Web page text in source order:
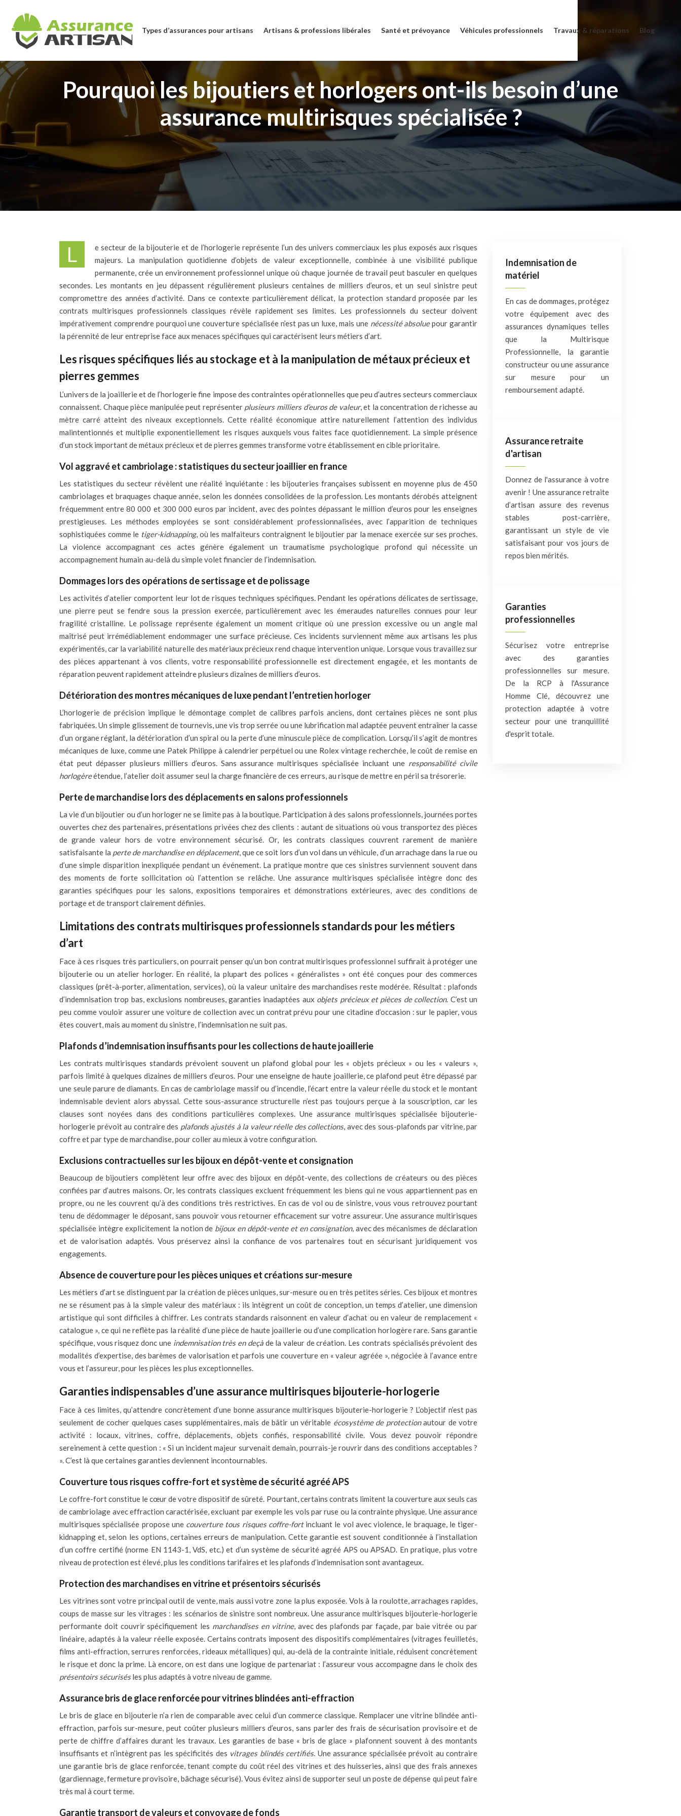
Types d’assurances pour artisans Artisans & professions libérales Santé et prévoyance Véhicules professionnels Travaux & réparations Blog
Pourquoi les bijoutiers et horlogers ont-ils besoin d’une
assurance multirisques spécialisée ?
Le secteur de la bijouterie et de l’horlogerie représente l’un des univers commerciaux les plus exposés aux risques
majeurs. La manipulation quotidienne d’objets de valeur exceptionnelle, combinée à une visibilité publique
permanente, crée un environnement professionnel unique où chaque journée de travail peut basculer en quelques
secondes. Les montants en jeu dépassent régulièrement plusieurs centaines de milliers d’euros, et un seul sinistre peut
compromettre des années d’activité. Dans ce contexte particulièrement délicat, la protection standard proposée par les
contrats multirisques professionnels classiques révèle rapidement ses limites. Les professionnels du secteur doivent
impérativement comprendre pourquoi une couverture spécialisée n’est pas un luxe, mais une nécessité absoluepour garantir
la pérennité de leur entreprise face aux menaces spécifiques qui caractérisent leurs métiers d’art.
Les risques spécifiques liés au stockage et à la manipulation de métaux précieux et
pierres gemmes
L’univers de la joaillerie et de l’horlogerie fine impose des contraintes opérationnelles que peu d’autres secteurs commerciaux
connaissent. Chaque pièce manipulée peut représenter plusieurs milliers d’euros de valeur, et la concentration de richesse au
mètre carré atteint des niveaux exceptionnels. Cette réalité économique attire naturellement l’attention des individus
malintentionnés et multiplie exponentiellement les risques auxquels vous faites face quotidiennement. La simple présence
d’un stock important de métaux précieux et de pierres gemmes transforme votre établissement en cible prioritaire.
Vol aggravé et cambriolage : statistiques du secteur joaillier en france
Les statistiques du secteur révèlent une réalité inquiétante : les bijouteries françaises subissent en moyenne plus de 450
cambriolages et braquages chaque année, selon les données consolidées de la profession. Les montants dérobés atteignent
fréquemment entre 80 000 et 300 000 euros par incident, avec des pointes dépassant le million d’euros pour les enseignes
prestigieuses. Les méthodes employées se sont considérablement professionnalisées, avec l’apparition de techniques
sophistiquées comme le tiger-kidnapping, où les malfaiteurs contraignent le bijoutier par la menace exercée sur ses proches.
La violence accompagnant ces actes génère également un traumatisme psychologique profond qui nécessite un
accompagnement humain au-delà du simple volet financier de l’indemnisation.
Dommages lors des opérations de sertissage et de polissage
Les activités d’atelier comportent leur lot de risques techniques spécifiques. Pendant les opérations délicates de sertissage,
une pierre peut se fendre sous la pression exercée, particulièrement avec les émeraudes naturelles connues pour leur
fragilité cristalline. Le polissage représente également un moment critique où une pression excessive ou un angle mal
maîtrisé peut irrémédiablement endommager une surface précieuse. Ces incidents surviennent même aux artisans les plus
expérimentés, car la variabilité naturelle des matériaux précieux rend chaque intervention unique. Lorsque vous travaillez sur
des pièces appartenant à vos clients, votre responsabilité professionnelle est directement engagée, et les montants de
réparation peuvent rapidement atteindre plusieurs dizaines de milliers d’euros.
Détérioration des montres mécaniques de luxe pendant l’entretien horloger
L’horlogerie de précision implique le démontage complet de calibres parfois anciens, dont certaines pièces ne sont plus
fabriquées. Un simple glissement de tournevis, une vis trop serrée ou une lubrification mal adaptée peuvent entraîner la casse
d’un organe réglant, la détérioration d’un spiral ou la perte d’une minuscule pièce de complication. Lorsqu’il s’agit de montres
mécaniques de luxe, comme une Patek Philippe à calendrier perpétuel ou une Rolex vintage recherchée, le coût de remise en
état peut dépasser plusieurs milliers d’euros. Sans assurance multirisques spécialisée incluant une responsabilité civile
horlogèreétendue, l’atelier doit assumer seul la charge financière de ces erreurs, au risque de mettre en péril sa trésorerie.
Perte de marchandise lors des déplacements en salons professionnels
La vie d’un bijoutier ou d’un horloger ne se limite pas à la boutique. Participation à des salons professionnels, journées portes
ouvertes chez des partenaires, présentations privées chez des clients : autant de situations où vous transportez des pièces
de grande valeur hors de votre environnement sécurisé. Or, les contrats classiques couvrent rarement de manière
satisfaisante la perte de marchandise en déplacement, que ce soit lors d’un vol dans un véhicule, d’un arrachage dans la rue ou
d’une simple disparition inexpliquée pendant un événement. La pratique montre que ces sinistres surviennent souvent dans
des moments de forte sollicitation où l’attention se relâche. Une assurance multirisques spécialisée intègre donc des
garanties spécifiques pour les salons, expositions temporaires et démonstrations extérieures, avec des conditions de
portage et de transport clairement définies.
Limitations des contrats multirisques professionnels standards pour les métiers
d’art
Face à ces risques très particuliers, on pourrait penser qu’un bon contrat multirisques professionnel suffirait à protéger une
bijouterie ou un atelier horloger. En réalité, la plupart des polices « généralistes » ont été conçues pour des commerces
classiques (prêt-à-porter, alimentation, services), où la valeur unitaire des marchandises reste modérée. Résultat : plafonds
d’indemnisation trop bas, exclusions nombreuses, garanties inadaptées aux objets précieux et pièces de collection. C’est un
peu comme vouloir assurer une voiture de collection avec un contrat prévu pour une citadine d’occasion : sur le papier, vous
êtes couvert, mais au moment du sinistre, l’indemnisation ne suit pas.
Plafonds d’indemnisation insuffisants pour les collections de haute joaillerie
Les contrats multirisques standards prévoient souvent un plafond global pour les « objets précieux » ou les « valeurs »,
parfois limité à quelques dizaines de milliers d’euros. Pour une enseigne de haute joaillerie, ce plafond peut être dépassé par
une seule parure de diamants. En cas de cambriolage massif ou d’incendie, l’écart entre la valeur réelle du stock et le montant
indemnisable devient alors abyssal. Cette sous-assurance structurelle n’est pas toujours perçue à la souscription, car les
clauses sont noyées dans des conditions particulières complexes. Une assurance multirisques spécialisée bijouterie-
horlogerie prévoit au contraire des plafonds ajustés à la valeur réelle des collections, avec des sous-plafonds par vitrine, par
coffre et par type de marchandise, pour coller au mieux à votre configuration.
Exclusions contractuelles sur les bijoux en dépôt-vente et consignation
Beaucoup de bijoutiers complètent leur offre avec des bijoux en dépôt-vente, des collections de créateurs ou des pièces
confiées par d’autres maisons. Or, les contrats classiques excluent fréquemment les biens qui ne vous appartiennent pas en
propre, ou ne les couvrent qu’à des conditions très restrictives. En cas de vol ou de sinistre, vous vous retrouvez pourtant
tenu de dédommager le déposant, sans pouvoir vous retourner efficacement sur votre assureur. Une assurance multirisques
spécialisée intègre explicitement la notion de bijoux en dépôt-vente et en consignation, avec des mécanismes de déclaration
et de valorisation adaptés. Vous préservez ainsi la confiance de vos partenaires tout en sécurisant juridiquement vos
engagements.
Absence de couverture pour les pièces uniques et créations sur-mesure
Les métiers d’art se distinguent par la création de pièces uniques, sur-mesure ou en très petites séries. Ces bijoux et montres
ne se résument pas à la simple valeur des matériaux : ils intègrent un coût de conception, un temps d’atelier, une dimension
artistique qui sont difficiles à chiffrer. Les contrats standards raisonnent en valeur d’achat ou en valeur de remplacement «
catalogue », ce qui ne reflète pas la réalité d’une pièce de haute joaillerie ou d’une complication horlogère rare. Sans garantie
spécifique, vous risquez donc une indemnisation très en deçàde la valeur de création. Les contrats spécialisés prévoient des
modalités d’expertise, des barèmes de valorisation et parfois une couverture en « valeur agréée », négociée à l’avance entre
vous et l’assureur, pour les pièces les plus exceptionnelles.
Garanties indispensables d’une assurance multirisques bijouterie-horlogerie
Face à ces limites, qu’attendre concrètement d’une bonne assurance multirisques bijouterie-horlogerie ? L’objectif n’est pas
seulement de cocher quelques cases supplémentaires, mais de bâtir un véritable écosystème de protectionautour de votre
activité : locaux, vitrines, coffre, déplacements, objets confiés, responsabilité civile. Vous devez pouvoir répondre
sereinement à cette question : « Si un incident majeur survenait demain, pourrais-je rouvrir dans des conditions acceptables ?
». C’est là que certaines garanties deviennent incontournables.
Couverture tous risques coffre-fort et système de sécurité agréé APS
Le coffre-fort constitue le cœur de votre dispositif de sûreté. Pourtant, certains contrats limitent la couverture aux seuls cas
de cambriolage avec effraction caractérisée, excluant par exemple les vols par ruse ou la contrainte physique. Une assurance
multirisques spécialisée propose une couverture tous risques coffre-fortincluant le vol avec violence, le braquage, le tiger-
kidnapping et, selon les options, certaines erreurs de manipulation. Cette garantie est souvent conditionnée à l’installation
d’un coffre certifié (norme EN 1143-1, VdS, etc.) et d’un système de sécurité agréé APS ou APSAD. En pratique, plus votre
niveau de protection est élevé, plus les conditions tarifaires et les plafonds d’indemnisation sont avantageux.
Protection des marchandises en vitrine et présentoirs sécurisés
Les vitrines sont votre principal outil de vente, mais aussi votre zone la plus exposée. Vols à la roulotte, arrachages rapides,
coups de masse sur les vitrages : les scénarios de sinistre sont nombreux. Une assurance multirisques bijouterie-horlogerie
performante doit couvrir spécifiquement les marchandises en vitrine, avec des plafonds par façade, par baie vitrée ou par
linéaire, adaptés à la valeur réelle exposée. Certains contrats imposent des dispositifs complémentaires (vitrages feuilletés,
films anti-effraction, serrures renforcées, rideaux métalliques) qui, au-delà de la contrainte initiale, réduisent concrètement
le risque et donc la prime. Là encore, on est dans une logique de partenariat : l’assureur vous accompagne dans le choix des
présentoirs sécurisésles plus adaptés à votre niveau de gamme.
Assurance bris de glace renforcée pour vitrines blindées anti-effraction
Le bris de glace en bijouterie n’a rien de comparable avec celui d’un commerce classique. Remplacer une vitrine blindée anti-
effraction, parfois sur-mesure, peut coûter plusieurs milliers d’euros, sans parler des frais de sécurisation provisoire et de
perte de chiffre d’affaires durant les travaux. Les garanties de base « bris de glace » plafonnent souvent à des montants
insuffisants et n’intègrent pas les spécificités des vitrages blindés certifiés. Une assurance spécialisée prévoit au contraire
une garantie bris de glace renforcée, tenant compte du coût réel des vitrines et des huisseries, ainsi que des frais annexes
(gardiennage, fermeture provisoire, bâchage sécurisé). Vous évitez ainsi de supporter seul un poste de dépense qui peut faire
très mal à court terme.
Garantie transport de valeurs et convoyage de fonds
Indemnisation de
matériel
En cas de dommages, protégez
votre équipement avec des
assurances dynamiques telles
que la Multirisque
Professionnelle, la garantie
constructeur ou une assurance
sur mesure pour un
remboursement adapté.
Assurance retraite
d'artisan
Donnez de l'assurance à votre
avenir ! Une assurance retraite
d’artisan assure des revenus
stables post-carrière,
garantissant un style de vie
satisfaisant pour vos jours de
repos bien mérités.
Garanties
professionnelles
Sécurisez votre entreprise
avec des garanties
professionnelles sur mesure.
De la RCP à l'Assurance
Homme Clé, découvrez une
protection adaptée à votre
secteur pour une tranquillité
d'esprit totale.